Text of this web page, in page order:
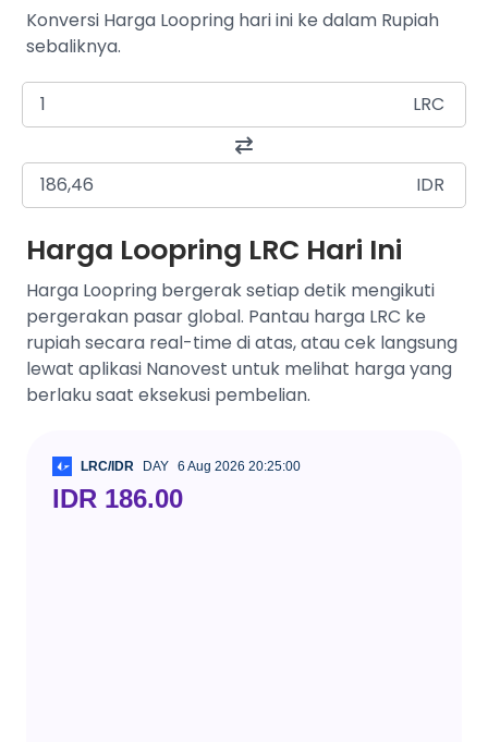
Konversi Harga Loopring hari ini ke dalam Rupiah
sebaliknya.
LRC
IDR
Harga Loopring LRC Hari Ini
Harga Loopring bergerak setiap detik mengikuti
pergerakan pasar global. Pantau harga LRC ke
rupiah secara real-time di atas, atau cek langsung
lewat aplikasi Nanovest untuk melihat harga yang
berlaku saat eksekusi pembelian.
LRC/IDR DAY 6 Aug 2026 20:25:00
IDR 186.00